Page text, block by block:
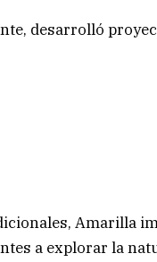
desarrolló
Amarilla
a explorar la